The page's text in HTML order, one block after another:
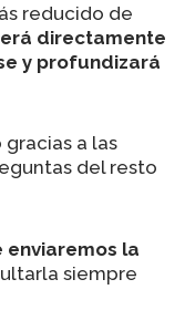
reducido de
directamente
y profundizará
a las
del resto
enviaremos la
siempre